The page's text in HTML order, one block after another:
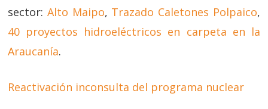
sector:Alto Maipo, Trazado Caletones Polpaico,
40 proyectos hidroeléctricos en carpeta en la
Araucanía.
Reactivación inconsulta del programa nuclear